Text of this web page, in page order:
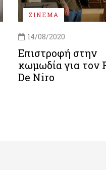
ΣΙΝΕΜΑ
14/08/2020
Επιστροφή στην
κωμωδία για τον
De Niro